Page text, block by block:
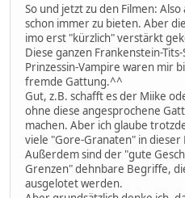
So und jetzt zu den Filmen:
schon immer zu bieten. Aber
imo erst "kürzlich" verstärkt
Diese ganzen Frankenstein-
Prinzessin-Vampire waren mir
fremde Gattung.^^
Gut, z.B. schafft es der Miike
ohne diese angesprochene
machen. Aber ich glaube
viele "Gore-Granaten" in
Außerdem sind der "gute
Grenzen" dehnbare Begriffe,
ausgelotet werden.